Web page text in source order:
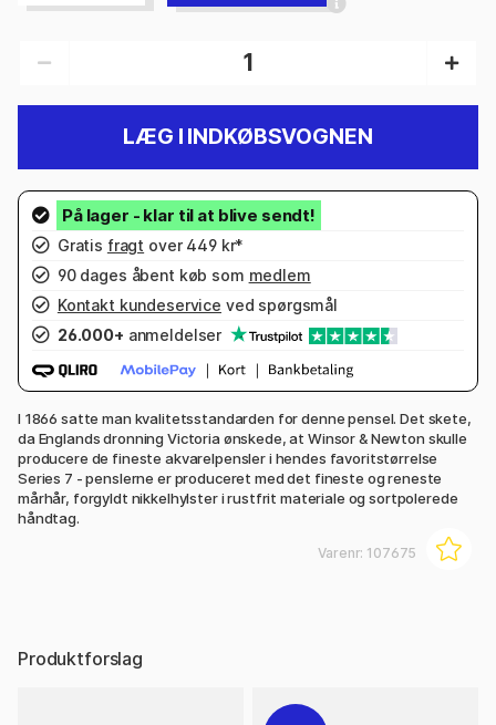
LÆG I INDKØBSVOGNEN
Gratis fragt over 449 kr*
90 dages åbent køb som medlem
Kontakt kundeservice ved spørgsmål
26.000+ anmeldelser
I 1866 satte man kvalitetsstandarden for denne pensel. Det skete,
da Englands dronning Victoria ønskede, at Winsor & Newton skulle
producere de fineste akvarelpensler i hendes favoritstørrelse
Series 7 - penslerne er produceret med det fineste og reneste
mårhår, forgyldt nikkelhylster i rustfrit materiale og sortpolerede
håndtag.
Varenr: 107675
Produktforslag